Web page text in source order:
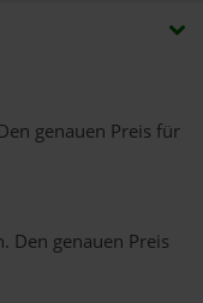
genauen Preis für
Den genauen Preis